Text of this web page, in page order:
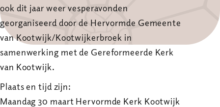
ook dit jaar weer vesperavonden
georganiseerd door de Hervormde Gemeente
van Kootwijk/Kootwijkerbroek in
samenwerking met de Gereformeerde Kerk
van Kootwijk.
Plaats en tijd zijn:
Maandag 30 maart Hervormde Kerk Kootwijk